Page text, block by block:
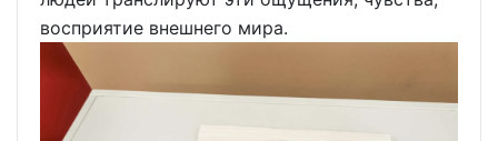
восприятие внешнего мира.